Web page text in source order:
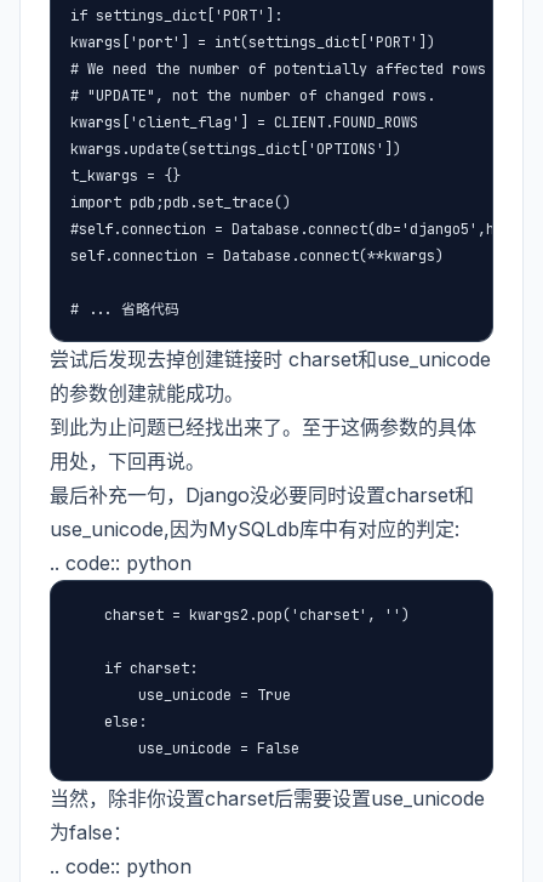
if settings_dict['PORT']:
kwargs['port'] = int(settings_dict['PORT'])
# We need the number of potentially affected rows after
# "UPDATE", not the number of changed rows.
kwargs['client_flag'] = CLIENT.FOUND_ROWS
kwargs.update(settings_dict['OPTIONS'])
t_kwargs = {}
import pdb;pdb.set_trace()
#self.connection =
self.connection = Database.connect(**kwargs)
# ... 省略代码
尝试后发现去掉创建链接时 charset和use_unicode
的参数创建就能成功。
到此为止问题已经找出来了。至于这俩参数的具体
用处，下回再说。
最后补充一句，Django没必要同时设置charset和
use_unicode,因为MySQLdb库中有对应的判定:
.. code:: python
    charset = kwargs2.pop('charset', '')
    if charset:
        use_unicode = True
    else:
        use_unicode = False
当然，除非你设置charset后需要设置use_unicode
为false：
.. code:: python